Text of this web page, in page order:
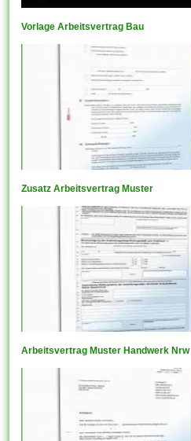
Vorlage Arbeitsvertrag Bau
Zusatz Arbeitsvertrag Muster
Arbeitsvertrag Muster Handwerk Nrw